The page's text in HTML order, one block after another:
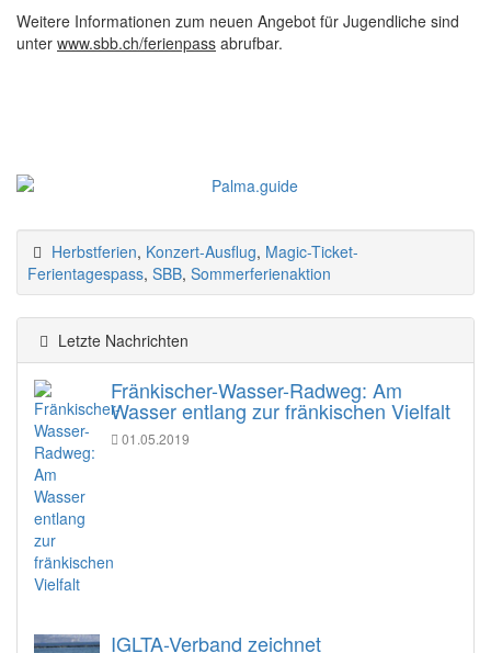
Weitere Informationen zum neuen Angebot für Jugendliche sind
unter www.sbb.ch/ferienpass abrufbar.
Herbstferien, Konzert-Ausflug, Magic-Ticket-
Ferientagespass, SBB, Sommerferienaktion
Letzte Nachrichten
Fränkischer-Wasser-Radweg: Am
Wasser entlang zur fränkischen Vielfalt
01.05.2019
IGLTA-Verband zeichnet